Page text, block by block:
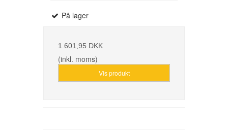
På lager
1.601,95 DKK
(inkl. moms)
Vis produkt